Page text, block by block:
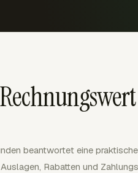
beantwortet eine
Rabatten und